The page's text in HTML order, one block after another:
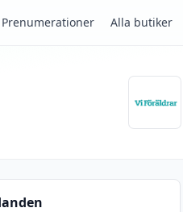
Prenumerationer Alla butiker